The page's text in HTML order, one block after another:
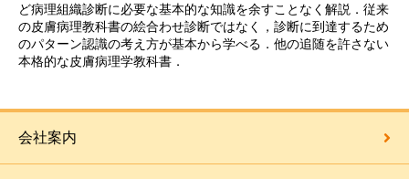
ど病理組織診断に必要な基本的な知識を余すことなく解説．従来
の皮膚病理教科書の絵合わせ診断ではなく，診断に到達するため
のパターン認識の考え方が基本から学べる．他の追随を許さない
本格的な皮膚病理学教科書．
会社案内